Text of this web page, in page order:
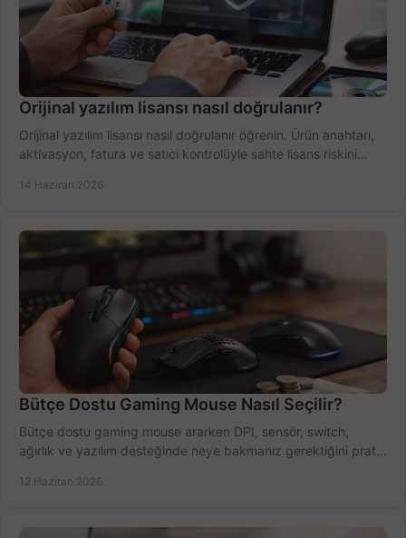
Orijinal yazılım lisansı nasıl doğrulanır?
Orijinal yazılım lisansı nasıl doğrulanır öğrenin. Ürün anahtarı,
aktivasyon, fatura ve satıcı kontrolüyle sahte lisans riskini
14 Haziran 2026
Bütçe Dostu Gaming Mouse Nasıl Seçilir?
Bütçe dostu gaming mouse ararken DPI, sensör, switch,
ağırlık ve yazılım desteğinde neye bakmanız gerektiğini pratik
12 Haziran 2026